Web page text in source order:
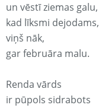
un vēstī ziemas galu,
kad līksmi dejodams,
viņš nāk,
gar februāra malu.
Renda vārds
ir pūpols sidrabots